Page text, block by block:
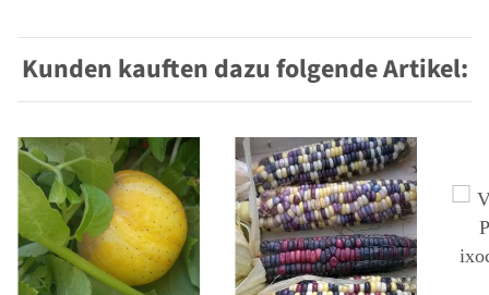
Kunden kauften dazu folgende Artikel: